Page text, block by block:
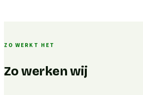
ZO WERKT HET
Zo werken wij